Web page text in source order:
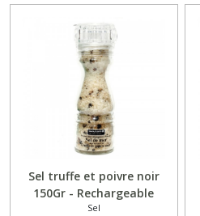
Sel truffe et poivre noir
150Gr - Rechargeable
Sel